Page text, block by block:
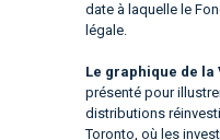
date à laquelle le
légale.
Le graphique de
présenté pour
distributions
Toronto, où les